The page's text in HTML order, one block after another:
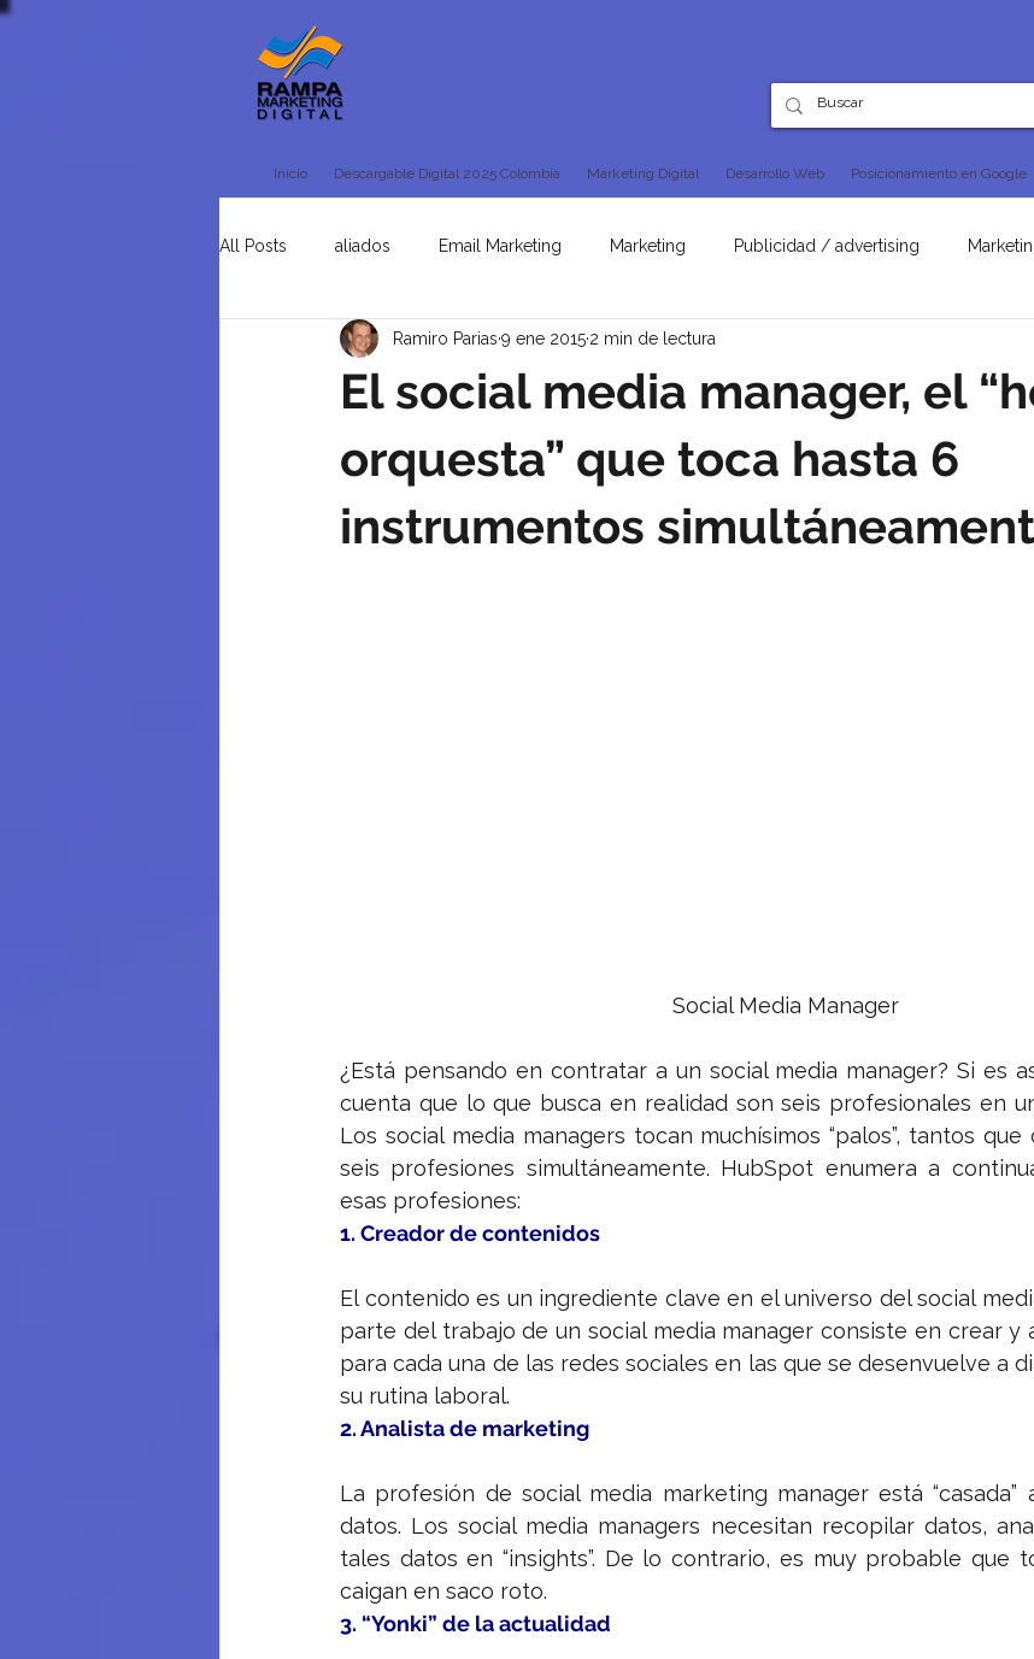
Inicio Descargable Digital 2025 Colombia Marketing Digital Desarrollo Web Posicionamiento en Google
All Posts aliados Email Marketing Marketing Publicidad / advertising
Tienda Online Uncategorised SEO
El social media manager, el
orquesta” que toca hasta 6
instrumentos
Ramiro Parias 9 ene 2015 2 min de lectura
Social Media Manager
¿Está pensando en contratar a un social media manager? Si es
cuenta que lo que busca en realidad son seis profesionales en
Los social media managers tocan muchísimos “palos”, tantos
seis profesiones simultáneamente. HubSpot enumera a
esas profesiones:
1. Creador de contenidos
El contenido es un ingrediente clave en el universo del social
parte del trabajo de un social media manager consiste en crear y
para cada una de las redes sociales en las que se desenvuelve a
su rutina laboral.
2. Analista de marketing
La profesión de social media marketing manager está
datos. Los social media managers necesitan recopilar datos,
tales datos en “insights”. De lo contrario, es muy probable que
caigan en saco roto.
3. “Yonki” de la actualidad